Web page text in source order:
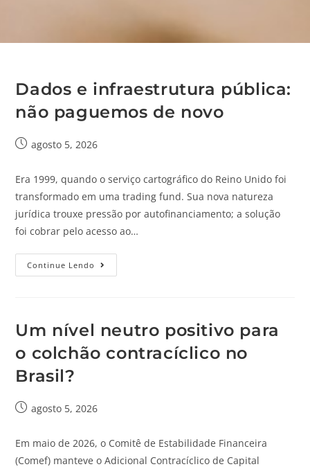
Dados e infraestrutura pública:
não paguemos de novo
agosto 5, 2026
Era 1999, quando o serviço cartográfico do Reino Unido foi
transformado em uma trading fund. Sua nova natureza
jurídica trouxe pressão por autofinanciamento; a solução
foi cobrar pelo acesso ao…
Continue Lendo
Um nível neutro positivo para
o colchão contracíclico no
Brasil?
agosto 5, 2026
Em maio de 2026, o Comitê de Estabilidade Financeira
(Comef) manteve o Adicional Contracíclico de Capital